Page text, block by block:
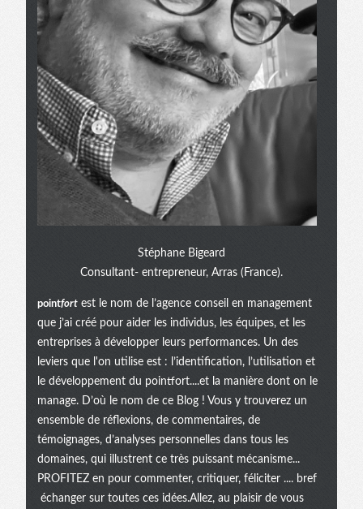
Stéphane Bigeard
Consultant- entrepreneur, Arras (France).
pointfort est le nom de l’agence conseil en management
que j’ai créé pour aider les individus, les équipes, et les
entreprises à développer leurs performances. Un des
leviers que l'on utilise est : l’identification, l’utilisation et
le développement du pointfort....et la manière dont on le
manage. D’où le nom de ce Blog ! Vous y trouverez un
ensemble de réflexions, de commentaires, de
témoignages, d’analyses personnelles dans tous les
domaines, qui illustrent ce très puissant mécanisme...
PROFITEZ en pour commenter, critiquer, féliciter .... bref
échanger sur toutes ces idées.Allez, au plaisir de vous